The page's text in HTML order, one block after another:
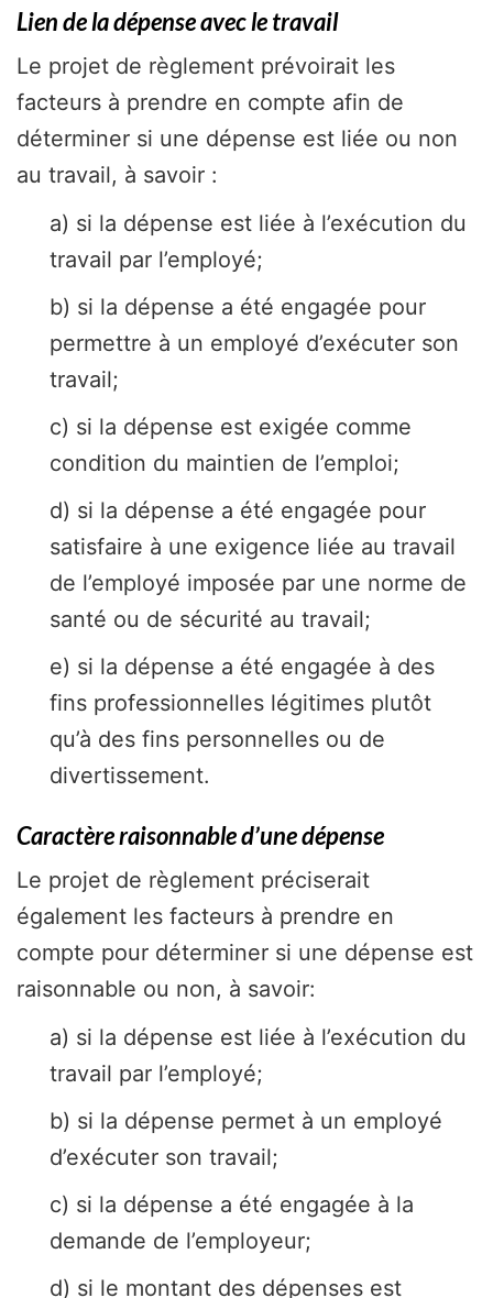
Lien de la dépense avec le travail
Le projet de règlement prévoirait les
facteurs à prendre en compte afin de
déterminer si une dépense est liée ou non
au travail, à savoir :
a) si la dépense est liée à l’exécution du
travail par l’employé;
b) si la dépense a été engagée pour
permettre à un employé d’exécuter son
travail;
c) si la dépense est exigée comme
condition du maintien de l’emploi;
d) si la dépense a été engagée pour
satisfaire à une exigence liée au travail
de l’employé imposée par une norme de
santé ou de sécurité au travail;
e) si la dépense a été engagée à des
fins professionnelles légitimes plutôt
qu’à des fins personnelles ou de
divertissement.
Caractère raisonnable d’une dépense
Le projet de règlement préciserait
également les facteurs à prendre en
compte pour déterminer si une dépense est
raisonnable ou non, à savoir:
a) si la dépense est liée à l’exécution du
travail par l’employé;
b) si la dépense permet à un employé
d’exécuter son travail;
c) si la dépense a été engagée à la
demande de l’employeur;
d) si le montant des dépenses est